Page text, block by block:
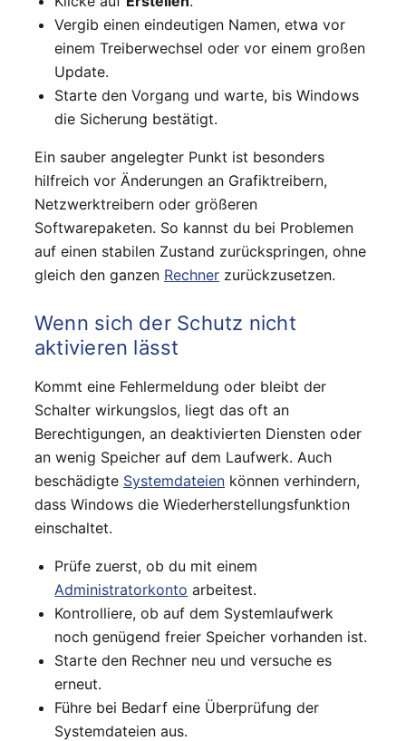
Vergib einen eindeutigen Namen, etwa vor
einem Treiberwechsel oder vor einem großen
Update.
Starte den Vorgang und warte, bis Windows
die Sicherung bestätigt.
Ein sauber angelegter Punkt ist besonders
hilfreich vor Änderungen an Grafiktreibern,
Netzwerktreibern oder größeren
Softwarepaketen. So kannst du bei Problemen
auf einen stabilen Zustand zurückspringen, ohne
gleich den ganzen Rechner zurückzusetzen.
Wenn sich der Schutz nicht
aktivieren lässt
Kommt eine Fehlermeldung oder bleibt der
Schalter wirkungslos, liegt das oft an
Berechtigungen, an deaktivierten Diensten oder
an wenig Speicher auf dem Laufwerk. Auch
beschädigte Systemdateien können verhindern,
dass Windows die Wiederherstellungsfunktion
einschaltet.
Prüfe zuerst, ob du mit einem
Administratorkonto arbeitest.
Kontrolliere, ob auf dem Systemlaufwerk
noch genügend freier Speicher vorhanden ist.
Starte den Rechner neu und versuche es
erneut.
Führe bei Bedarf eine Überprüfung der
Systemdateien aus.